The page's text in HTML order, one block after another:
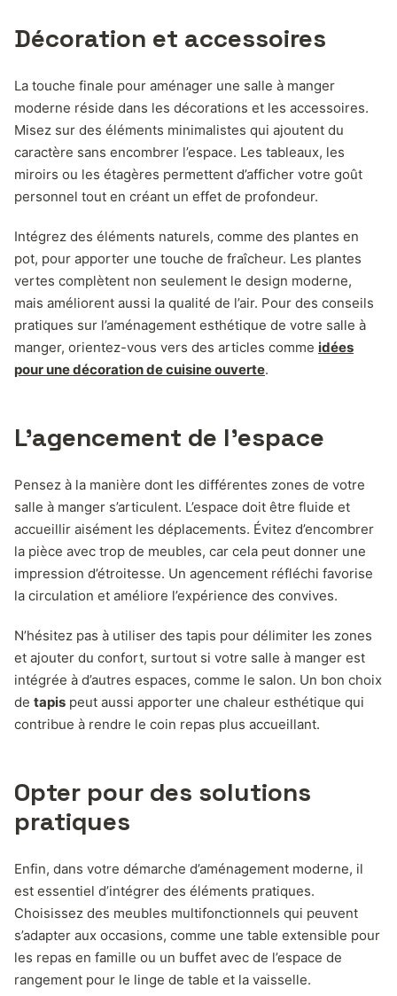
Décoration et accessoires
La touche finale pour aménager une salle à manger
moderne réside dans les décorations et les accessoires.
Misez sur des éléments minimalistes qui ajoutent du
caractère sans encombrer l’espace. Les tableaux, les
miroirs ou les étagères permettent d’afficher votre goût
personnel tout en créant un effet de profondeur.
Intégrez des éléments naturels, comme des plantes en
pot, pour apporter une touche de fraîcheur. Les plantes
vertes complètent non seulement le design moderne,
mais améliorent aussi la qualité de l’air. Pour des conseils
pratiques sur l’aménagement esthétique de votre salle à
manger, orientez-vous vers des articles comme idées
pour une décoration de cuisine ouverte.
L’agencement de l’espace
Pensez à la manière dont les différentes zones de votre
salle à manger s’articulent. L’espace doit être fluide et
accueillir aisément les déplacements. Évitez d’encombrer
la pièce avec trop de meubles, car cela peut donner une
impression d’étroitesse. Un agencement réfléchi favorise
la circulation et améliore l’expérience des convives.
N’hésitez pas à utiliser des tapis pour délimiter les zones
et ajouter du confort, surtout si votre salle à manger est
intégrée à d’autres espaces, comme le salon. Un bon choix
de tapis peut aussi apporter une chaleur esthétique qui
contribue à rendre le coin repas plus accueillant.
Opter pour des solutions
pratiques
Enfin, dans votre démarche d’aménagement moderne, il
est essentiel d’intégrer des éléments pratiques.
Choisissez des meubles multifonctionnels qui peuvent
s’adapter aux occasions, comme une table extensible pour
les repas en famille ou un buffet avec de l’espace de
rangement pour le linge de table et la vaisselle.